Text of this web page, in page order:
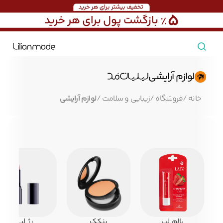
بچه‌گانه
تجهیزات سفر
پالتو مردانه بلوز مردانه
کت مردانه کاپشن و پافر مردانه
لوازم آرایشی
خانه/فروشگاه/زیبایی و سلامت/لوازم آرایشی